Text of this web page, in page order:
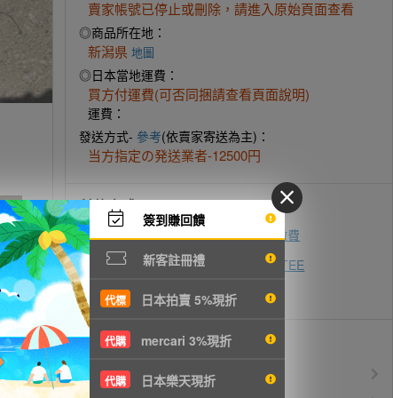
簽到賺回饋
新客註冊禮
代標 日本拍賣 5%現折
代購 mercari 3%現折
代購 日本樂天現折
賣家帳號已停止或刪除，請進入原始頁面查看
◎商品所在地：
新潟県 地圖
◎日本當地運費：
買方付運費(可否同捆請查看頁面說明)
運費：
發送方式- 參考(依賣家寄送為主)：
当方指定の発送業者-12500円
付款方式
即時付款 ATM轉帳 超商代碼繳費
先買後付 zingala銀角零卡 AFTEE
信用卡付款
優惠活動
免服務費 所有訂單服務費$0